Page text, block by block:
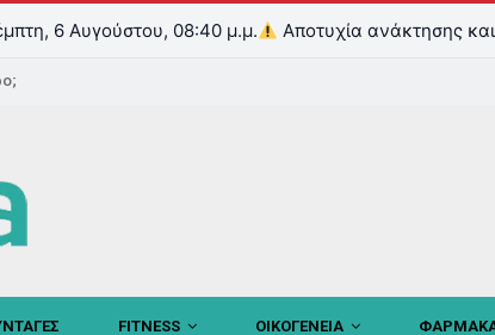
6 Αυγούστου, 08:40 μ.μ. Αποτυχία ανάκτησης
FITNESS ΟΙΚΟΓΕΝΕΙΑ